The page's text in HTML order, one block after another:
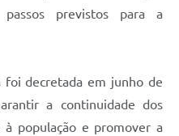
previstos para a
decretada em junho de
a continuidade dos
à população e promover a